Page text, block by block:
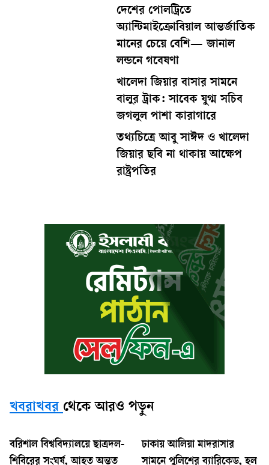
দেশের পোলট্রিতে
অ্যান্টিমাইক্রোবিয়াল আন্তর্জাতিক
মানের চেয়ে বেশি— জানাল
লন্ডনে গবেষণা
খালেদা জিয়ার বাসার সামনে
বালুর ট্রাক: সাবেক যুগ্ম সচিব
জগলুল পাশা কারাগারে
তথ্যচিত্রে আবু সাঈদ ও খালেদা
জিয়ার ছবি না থাকায় আক্ষেপ
রাষ্ট্রপতির
খবরাখবর থেকে আরও পড়ুন
বরিশাল বিশ্ববিদ্যালয়ে ছাত্রদল-
শিবিরের সংঘর্ষ, আহত অন্তত
ঢাকায় আলিয়া মাদরাসার
সামনে পুলিশের ব্যারিকেড, হল